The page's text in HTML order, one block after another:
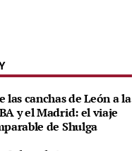
las canchas de León a la
y el Madrid: el viaje
de Shulga